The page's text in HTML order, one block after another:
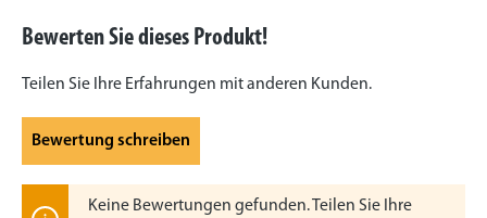
Bewerten Sie dieses Produkt!
Teilen Sie Ihre Erfahrungen mit anderen Kunden.
Bewertung schreiben
Keine Bewertungen gefunden. Teilen Sie Ihre